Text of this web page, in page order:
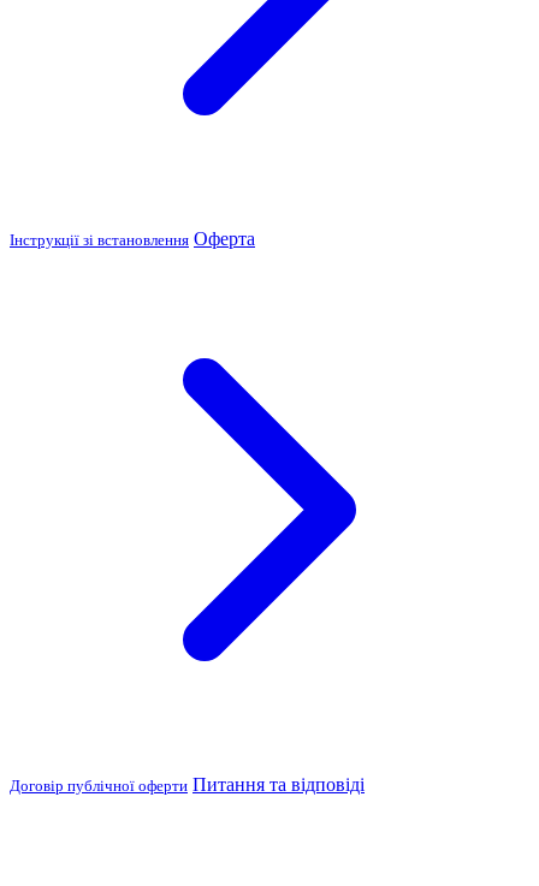
Інструкції зі встановлення Оферта
Договір публічної оферти Питання та відповіді